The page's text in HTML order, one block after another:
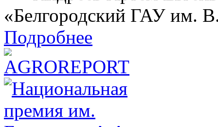
«Белгородский ГАУ им.
Подробнее